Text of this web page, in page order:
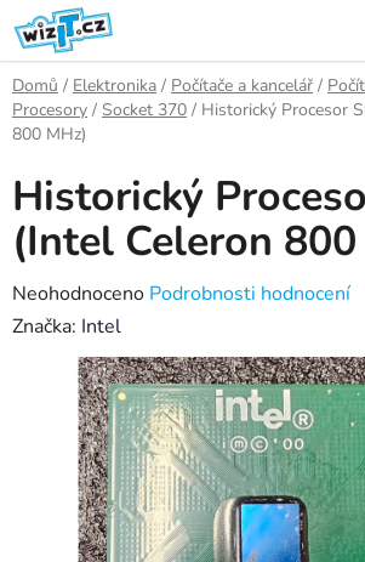
Přejít
na
obsah
Domů / Elektronika / Počítače a kancelář /
Procesory / Socket 370 / Historický Procesor
800 MHz)
Historický
(Intel Celeron
Průměrné
hodnocení
produktu
hvězdiček.
Neohodnoceno Podrobnosti hodnocení
Značka: Intel